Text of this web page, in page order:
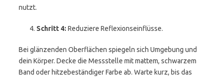
nutzt.
Schritt 4: Reduziere Reflexionseinflüsse.
Bei glänzenden Oberflächen spiegeln sich Umgebung und
dein Körper. Decke die Messstelle mit mattem, schwarzem
Band oder hitzebeständiger Farbe ab. Warte kurz, bis das